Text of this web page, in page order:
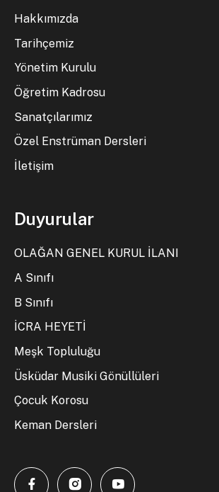
Hakkımızda
Tarihçemiz
Yönetim Kurulu
Öğretim Kadrosu
Sanatçılarımız
Özel Enstrüman Dersleri
İletişim
Duyurular
OLAĞAN GENEL KURUL İLANI
A Sınıfı
B Sınıfı
İCRA HEYETİ
Meşk Topluluğu
Üsküdar Musiki Gönüllüleri
Çocuk Korosu
Keman Dersleri